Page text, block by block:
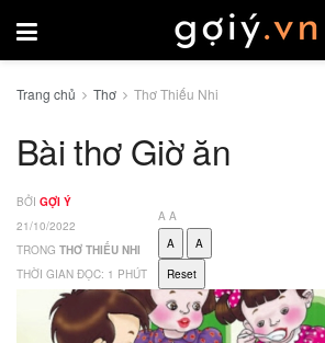
Trang chủ Thơ Thơ Thiếu Nhi
Bài thơ Giờ ăn
BỞI GỢI Ý
21/10/2022
TRONG THƠ THIẾU NHI
THỜI GIAN ĐỌC: 1 PHÚT
A A
A
A
Reset